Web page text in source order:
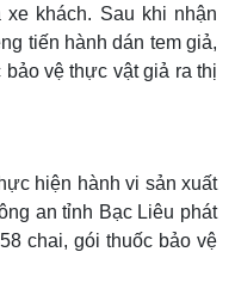
khách. Sau khi nhận
tiến hành dán tem giả,
vệ thực vật giả ra thị
hiện hành vi sản xuất
an tỉnh Bạc Liêu phát
chai, gói thuốc bảo vệ